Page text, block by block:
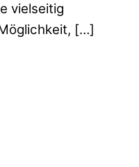
vielseitig
[…]